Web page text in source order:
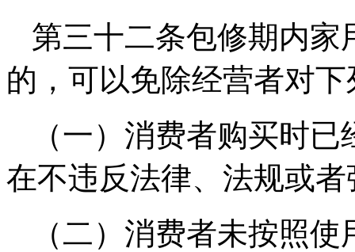
第三十二条包修期内家
的，可以免除经营者对
（一）消费者购买时
在不违反法律、法规或
（二）消费者未按照